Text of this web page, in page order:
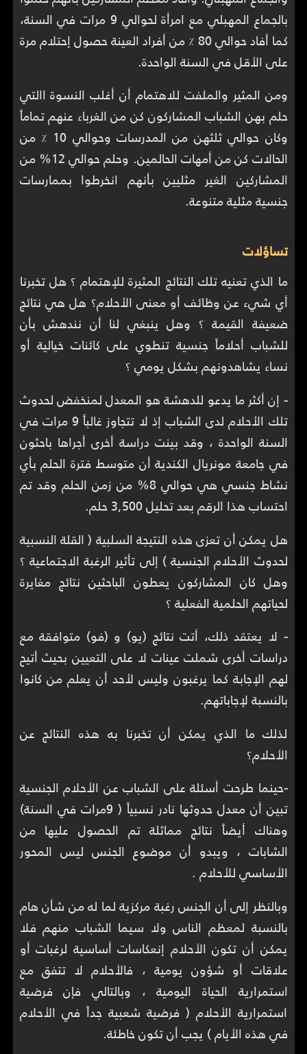
بالجماع المهبلي مع امرأة لحوالي 9 مرات في السنة،
كما أفاد حوالي 80 ٪ من أفراد العينة حصول إحتلام مرة
على الأقل في السنة الواحدة.
ومن المثير والملفت للاهتمام أن أغلب النسوة االتي
حلم بهن الشباب المشاركون كن من الغرباء عنهم تماماً
وكان حوالي ثلثهن من المدرسات وحوالي 10 ٪ من
الحالات كن من أمهات الحالمين. وحلم حوالي 12% من
المشاركين الغير مثليين بأنهم انخرطوا بممارسات
جنسية مثلية متنوعة.
تساؤلات
ما الذي تعنيه تلك النتائج المثيرة للإهتمام ؟ هل تخبرنا
أي شيء عن وظائف أو معنى الأحلام؟ هل هي نتائج
ضعيفة القيمة ؟ وهل ينبغي لنا أن نندهش بأن
للشباب أحلاماً جنسية تنطوي على كائنات خيالية أو
نساء يشاهدونهم بشكل يومي ؟
- إن أكثر ما يدعو للدهشة هو المعدل لمنخفض لحدوث
تلك الأحلام لدى الشباب إذ لا تتجاوز غالباً 9 مرات في
السنة الواحدة ، وقد بينت دراسة أخرى أجراها باحثون
في جامعة مونريال الكندية أن متوسط فترة الحلم بأي
نشاط جنسي هي حوالي 8% من زمن الحلم وقد تم
احتساب هذا الرقم بعد تحليل 3,500 حلم.
هل يمكن أن تعزى هذه النتيجة السلبية ( القلة النسبية
لحدوث الأحلام الجنسية ) إلى تأثير الرغبة الاجتماعية ؟
وهل كان المشاركون يعطون الباحثين نتائج مغايرة
لحياتهم الحلمية الفعلية ؟
- لا يعتقد ذلك، أتت نتائج (يو) و (فو) متوافقة مع
دراسات أخرى شملت عينات لا على التعيين بحيث أتيح
لهم الإجابة كما يرغبون وليس لأحد أن يعلم من كانوا
بالنسبة لإجاباتهم.
لذلك ما الذي يمكن أن تخبرنا به هذه النتائج عن
الأحلام؟
-حينما طرحت أسئلة على الشباب عن الأحلام الجنسية
تبين أن معدل حدوثها نادر نسبياً ( 9مرات في السنة)
وهناك أيضاً نتائج مماثلة تم الحصول عليها من
الشابات ، ويبدو أن موضوع الجنس ليس المحور
الأساسي للأحلام .
وبالنظر إلى أن الجنس رغبة مركزية لما له من شأن هام
بالنسبة لمعظم الناس ولا سيما الشباب منهم فلا
يمكن أن تكون الأحلام إنعكاسات أساسية لرغبات أو
علاقات أو شؤون يومية ، فالأحلام لا تتفق مع
استمرارية الحياة اليومية ، وبالتالي فإن فرضية
استمرارية الأحلام ( فرضية شعبية جداً في الأحلام
في هذه الأيام ) يجب أن تكون خاطئة.